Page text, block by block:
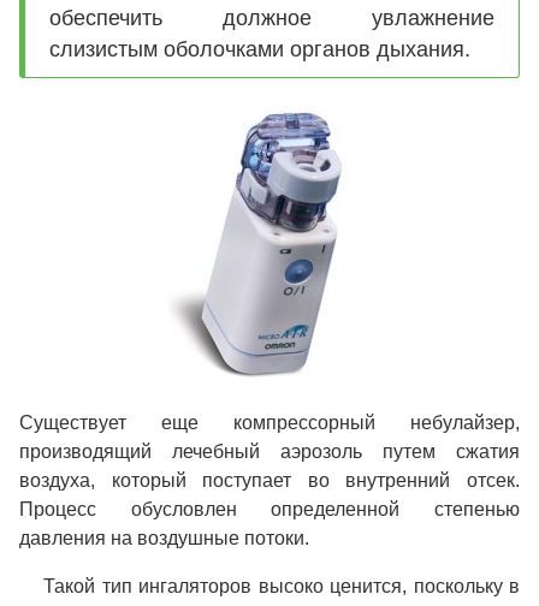
обеспечить должное увлажнение
слизистым оболочками органов дыхания.
Существует еще компрессорный небулайзер,
производящий лечебный аэрозоль путем сжатия
воздуха, который поступает во внутренний отсек.
Процесс обусловлен определенной степенью
давления на воздушные потоки.
Такой тип ингаляторов высоко ценится, поскольку в